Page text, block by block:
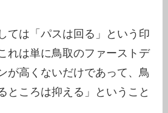
ては「パスは回る」という印
れは単に鳥取のファーストデ
が高くないだけであって、鳥
ところは抑える」ということ